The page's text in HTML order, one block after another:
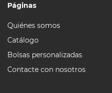
Páginas
Quiénes somos
Catálogo
Bolsas personalizadas
Contacte con nosotros